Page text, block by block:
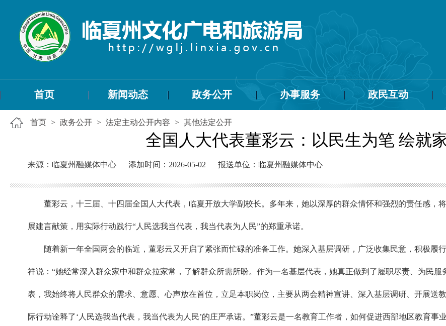
首页 新闻动态 政务公开 办事服务 政民互动
首页 > 政务公开 > 法定主动公开内容 > 其他法定公开
全国人大代表董彩云：以民生为笔 绘就
来源：临夏州融媒体中心 添加时间：2026-05-02 报送单位：临夏州融媒体中心
董彩云，十三届、十四届全国人大代表，临夏开放大学副校长。多年来，她以深厚的群众情怀和强烈的责任感，
展建言献策，用实际行动践行“人民选我当代表，我当代表为人民”的郑重承诺。
随着新一年全国两会的临近，董彩云又开启了紧张而忙碌的准备工作。她深入基层调研，广泛收集民意，积极履
祥说：“她经常深入群众家中和群众拉家常，了解群众所需所盼。作为一名基层代表，她真正做到了履职尽责、为民
表，我始终将人民群众的需求、意愿、心声放在首位，立足本职岗位，主要从两会精神宣讲、深入基层调研、开展送
际行动诠释了‘人民选我当代表，我当代表为人民’的庄严承诺。”董彩云是一名教育工作者，如何促进西部地区教育